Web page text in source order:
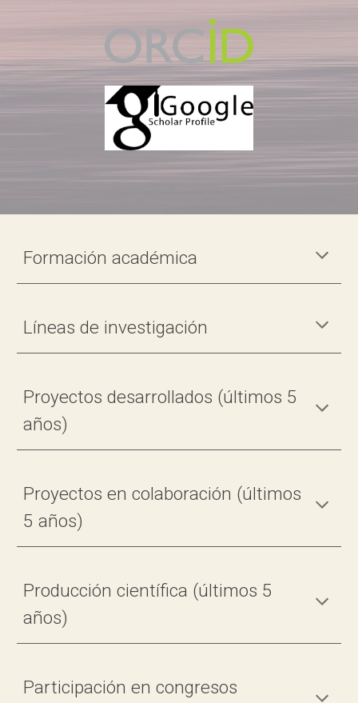
Formación académica
Líneas de investigación
Proyectos desarrollados (últimos 5
años)
Proyectos en colaboración (últimos
5 años)
Producción científica (últimos 5
años)
Participación en congresos